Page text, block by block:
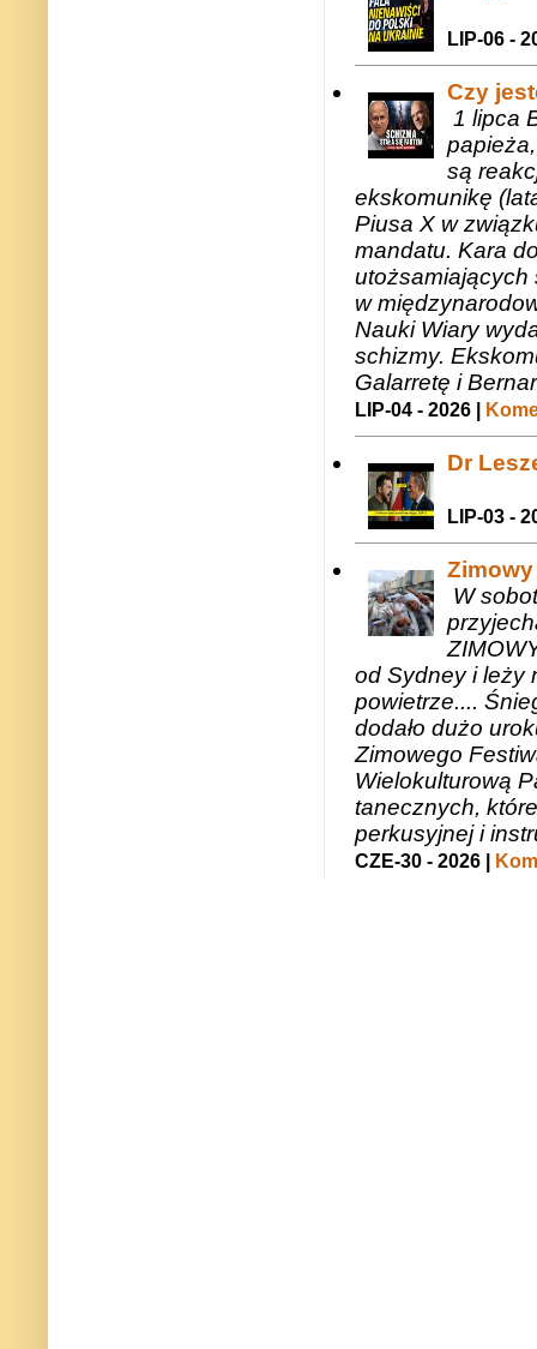
LIP-06 -
Czy
1 lipca
są
ekskomunikę
Piusa X w
mandatu. Kara
utożsamiających
w
Nauki Wiary
schizmy.
Galarretę i
LIP-04 - 2026 |
Dr
LIP-03 -
W
od Sydney i leży
powietrze....
dodało dużo
Zimowego
Wielokulturową
tanecznych,
perkusyjnej i
CZE-30 - 2026 |